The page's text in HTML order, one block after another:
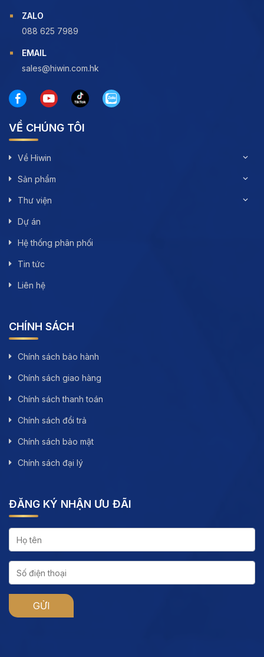
ZALO
088 625 7989
EMAIL
sales@hiwin.com.hk
VỀ CHÚNG TÔI
Về Hiwin
Sản phẩm
Thư viện
Dự án
Hệ thống phân phối
Tin tức
Liên hệ
CHÍNH SÁCH
Chính sách bảo hành
Chính sách giao hàng
Chính sách thanh toán
Chính sách đổi trả
Chính sách bảo mật
Chính sách đại lý
ĐĂNG KÝ NHẬN ƯU ĐÃI